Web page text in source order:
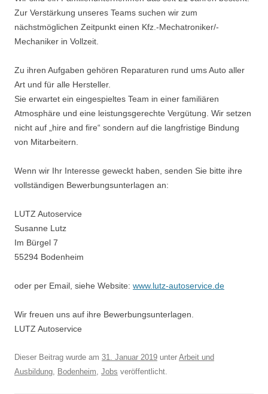
Zur Verstärkung unseres Teams suchen wir zum
nächstmöglichen Zeitpunkt einen Kfz.-Mechatroniker/-
Mechaniker in Vollzeit.
Zu ihren Aufgaben gehören Reparaturen rund ums Auto aller
Art und für alle Hersteller.
Sie erwartet ein eingespieltes Team in einer familiären
Atmosphäre und eine leistungsgerechte Vergütung. Wir setzen
nicht auf „hire and fire“ sondern auf die langfristige Bindung
von Mitarbeitern.
Wenn wir Ihr Interesse geweckt haben, senden Sie bitte ihre
vollständigen Bewerbungsunterlagen an:
LUTZ Autoservice
Susanne Lutz
Im Bürgel 7
55294 Bodenheim
oder per Email, siehe Website: www.lutz-autoservice.de
Wir freuen uns auf ihre Bewerbungsunterlagen.
LUTZ Autoservice
Dieser Beitrag wurde am 31. Januar 2019 unter Arbeit und
Ausbildung, Bodenheim, Jobs veröffentlicht.